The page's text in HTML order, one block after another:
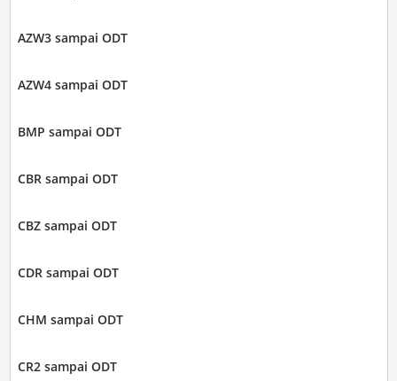
AZW3 sampai ODT
AZW4 sampai ODT
BMP sampai ODT
CBR sampai ODT
CBZ sampai ODT
CDR sampai ODT
CHM sampai ODT
CR2 sampai ODT